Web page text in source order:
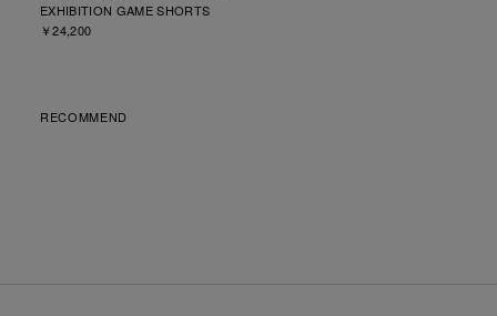
EXHIBITION GAME SHORTS
￥24,200
RECOMMEND